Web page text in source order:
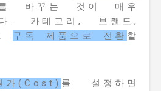
바꾸는 것이 매우
. 카테고리, 브랜드,
구독 제품으로 전환 할
가(Cost) 를 설정하면